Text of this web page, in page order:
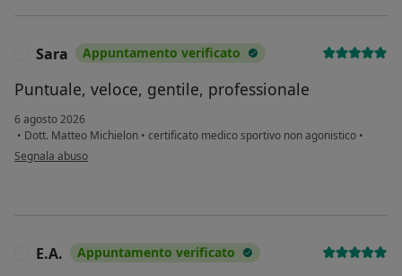
Sara Appuntamento verificato
Puntuale, veloce, gentile, professionale
6 agosto 2026
• Dott. Matteo Michielon • certificato medico sportivo non agonistico •
secondo l'opinione dell'utente Sara
Segnala abuso
E.A. Appuntamento verificato